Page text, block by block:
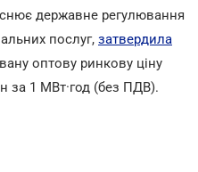
державне регулювання
послуг, затвердила
оптову ринкову ціну
за 1 МВт·год (без ПДВ).